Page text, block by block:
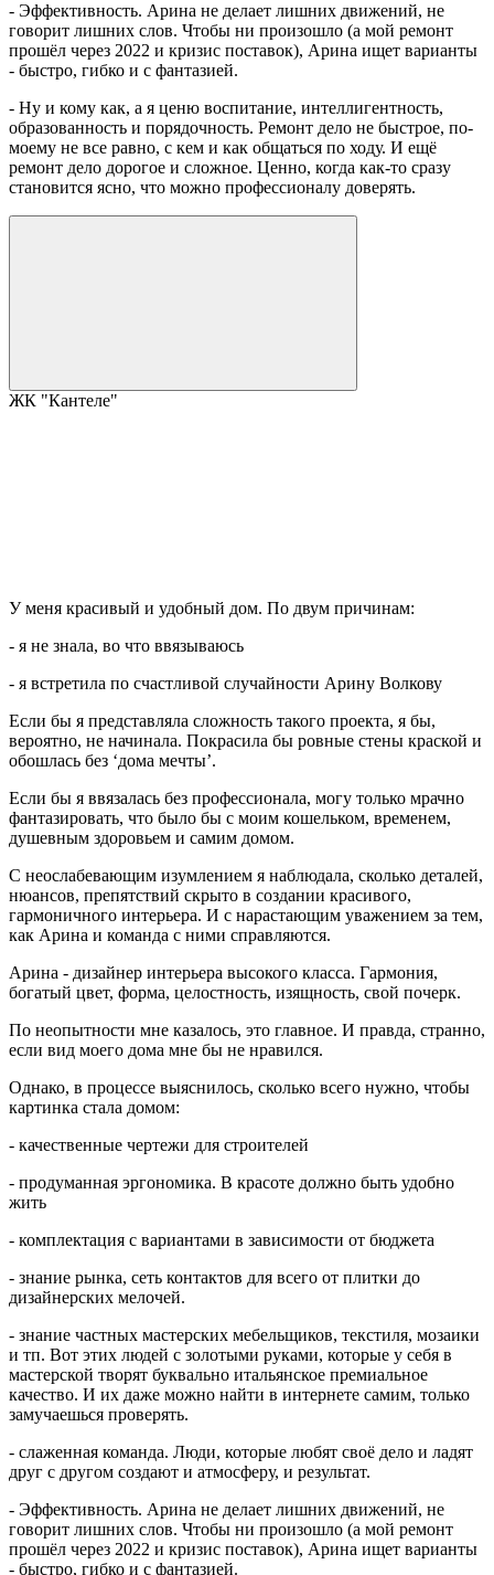
- Эффективность. Арина не делает лишних движений, не
говорит лишних слов. Чтобы ни произошло (а мой ремонт
прошёл через 2022 и кризис поставок), Арина ищет варианты
- быстро, гибко и с фантазией.
- Ну и кому как, а я ценю воспитание, интеллигентность,
образованность и порядочность. Ремонт дело не быстрое, по-
моему не все равно, с кем и как общаться по ходу. И ещё
ремонт дело дорогое и сложное. Ценно, когда как-то сразу
становится ясно, что можно профессионалу доверять.
ЖК "Кантеле"
У меня красивый и удобный дом. По двум причинам:
- я не знала, во что ввязываюсь
- я встретила по счастливой случайности Арину Волкову
Если бы я представляла сложность такого проекта, я бы,
вероятно, не начинала. Покрасила бы ровные стены краской и
обошлась без ‘дома мечты’.
Если бы я ввязалась без профессионала, могу только мрачно
фантазировать, что было бы с моим кошельком, временем,
душевным здоровьем и самим домом.
С неослабевающим изумлением я наблюдала, сколько деталей,
нюансов, препятствий скрыто в создании красивого,
гармоничного интерьера. И с нарастающим уважением за тем,
как Арина и команда с ними справляются.
Арина - дизайнер интерьера высокого класса. Гармония,
богатый цвет, форма, целостность, изящность, свой почерк.
По неопытности мне казалось, это главное. И правда, странно,
если вид моего дома мне бы не нравился.
Однако, в процессе выяснилось, сколько всего нужно, чтобы
картинка стала домом:
- качественные чертежи для строителей
- продуманная эргономика. В красоте должно быть удобно
жить
- комплектация с вариантами в зависимости от бюджета
- знание рынка, сеть контактов для всего от плитки до
дизайнерских мелочей.
- знание частных мастерских мебельщиков, текстиля, мозаики
и тп. Вот этих людей с золотыми руками, которые у себя в
мастерской творят буквально итальянское премиальное
качество. И их даже можно найти в интернете самим, только
замучаешься проверять.
- слаженная команда. Люди, которые любят своё дело и ладят
друг с другом создают и атмосферу, и результат.
- Эффективность. Арина не делает лишних движений, не
говорит лишних слов. Чтобы ни произошло (а мой ремонт
прошёл через 2022 и кризис поставок), Арина ищет варианты
- быстро, гибко и с фантазией.